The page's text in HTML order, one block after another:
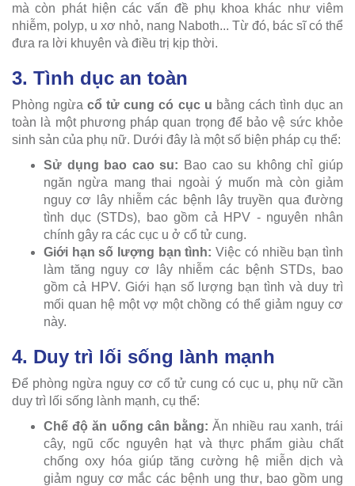
mà còn phát hiện các vấn đề phụ khoa khác như viêm
nhiễm, polyp, u xơ nhỏ, nang Naboth... Từ đó, bác sĩ có thể
đưa ra lời khuyên và điều trị kịp thời.
3. Tình dục an toàn
Phòng ngừacổ tử cung có cục u bằng cách tình dục an
toàn là một phương pháp quan trọng để bảo vệ sức khỏe
sinh sản của phụ nữ. Dưới đây là một số biện pháp cụ thể:
Sử dụng bao cao su: Bao cao su không chỉ giúp
ngăn ngừa mang thai ngoài ý muốn mà còn giảm
nguy cơ lây nhiễm các bệnh lây truyền qua đường
tình dục (STDs), bao gồm cả HPV - nguyên nhân
chính gây ra các cục u ở cổ tử cung.
Giới hạn số lượng bạn tình: Việc có nhiều bạn tình
làm tăng nguy cơ lây nhiễm các bệnh STDs, bao
gồm cả HPV. Giới hạn số lượng bạn tình và duy trì
mối quan hệ một vợ một chồng có thể giảm nguy cơ
này.
4. Duy trì lối sống lành mạnh
Để phòng ngừa nguy cơ cổ tử cung có cục u, phụ nữ cần
duy trì lối sống lành mạnh, cụ thể:
Chế độ ăn uống cân bằng: Ăn nhiều rau xanh, trái
cây, ngũ cốc nguyên hạt và thực phẩm giàu chất
chống oxy hóa giúp tăng cường hệ miễn dịch và
giảm nguy cơ mắc các bệnh ung thư, bao gồm ung